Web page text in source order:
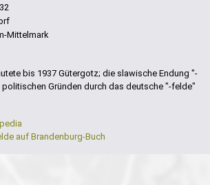
Mittelmark
bis 1937 Gütergotz; die slawische Endung "-
Gründen durch das deutsche "-felde"
auf Brandenburg-Buch